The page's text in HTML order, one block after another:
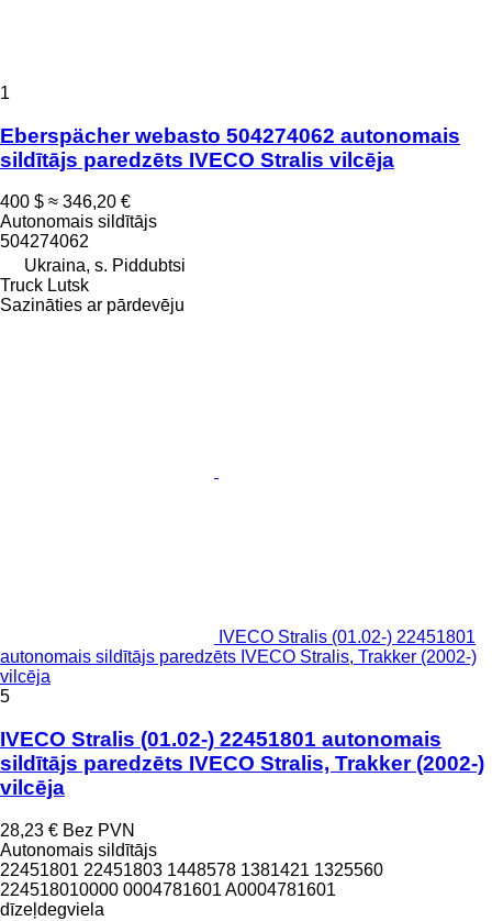
1
Eberspächer webasto 504274062 autonomais
sildītājs paredzēts IVECO Stralis vilcēja
400 $ ≈ 346,20 €
Autonomais sildītājs
504274062
Ukraina, s. Piddubtsi
Truck Lutsk
Sazināties ar pārdevēju
IVECO Stralis (01.02-) 22451801
autonomais sildītājs paredzēts IVECO Stralis, Trakker (2002-)
vilcēja
5
IVECO Stralis (01.02-) 22451801 autonomais
sildītājs paredzēts IVECO Stralis, Trakker (2002-)
vilcēja
28,23 € Bez PVN
Autonomais sildītājs
22451801 22451803 1448578 1381421 1325560
224518010000 0004781601 A0004781601
dīzeļdegviela